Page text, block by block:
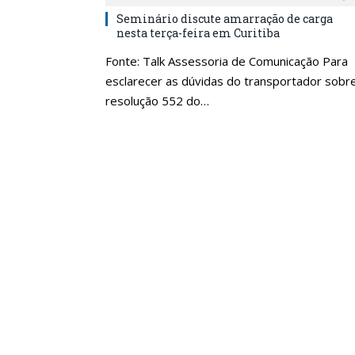
Seminário discute amarração de carga
nesta terça-feira em Curitiba
Fonte: Talk Assessoria de Comunicação Para
esclarecer as dúvidas do transportador
resolução 552 do…